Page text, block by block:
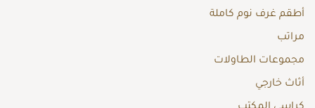
أطقم غرف نوم كاملة
مراتب
مجموعات الطاولات
أثاث خارجي